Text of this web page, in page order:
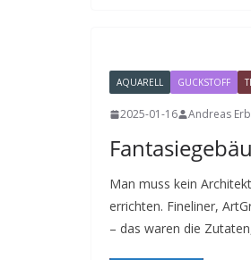
AQUARELL GUCKSTOFF
2025-01-16 Andreas
Man muss kein
errichten. Fineliner,
– das waren die